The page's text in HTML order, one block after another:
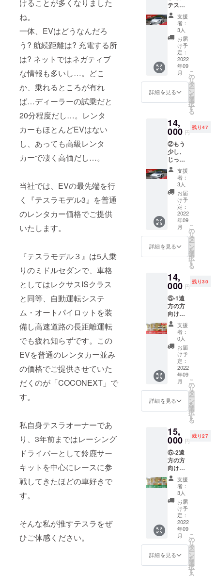
けることが多くなりました
ね。
一体、EVはどうなんだろ
う? 航続距離は? 充電する所
は? ネットではネガティブ
な情報も多いし…。どこ
か、乗れるところが有れ
ば…ディーラーの試乗だと
20分程度だし…。レンタ
カーもほとんどEVはない
し、あっても高級レンタ
カーで凄く高価だし…。
当社では、EVの最先端を行
く『テスラモデル3』を普通
のレンタカー価格でご提供
いたします。
『テスラモデル３』は5人乗
りのミドルセダンで、車格
としてはレクサスISクラス
と同等、自動運転システ
ム・オートパイロットを装
備し高速道路の長距離運転
でも疲れ知らずです。この
EVを普通のレンタカー並み
の価格でご提供させていた
だくのが「COCONEXT」で
す。
私自身テスラオーナーであ
り、3年前まではレーシング
ドライバーとして鈴鹿サー
キットを中心にレースに参
戦してきたほどの車好きで
す。
そんな私が推すテスラをぜ
ひご体感ください。
る、地中熱
エアコンな
ども開発し
てきまし
再生エネル
ギーが好き
な私ですが
好きで、40
代後半から
若い時の夢
であった
レースに挑
戦し、鈴鹿
サーキット
を中心に12
年間レース
活動をしま
した。
そんな車人
間がテスラ
エンジンで
は出来ない
トルクフル
な走りに魅
了されまし
た。また、
脱炭素社会
に向けて自
動車のEV化
は必要だと
が、こんな
私としては
EV化は大賛
成で、広く
世の中に啓
蒙したいと
思います。
その一歩と
なるのが、
テスラのレ
ンタカー事
業です。一
人でも多く
の方にテス
テスラ
を格安
で試し
たい方
向けの
プラン
です。
京都な
ど近場
の観光
地への
ドライ
ブに最
適なプ
す。 チ
ケット
有効期
限：
2022年
9月1
日〜
2023年
2月28日
定価 平
日：
14,000
円、休
日：
16,000
円 ※備
考欄に
前・住
所・電
話番号
を入力
してく
ださい
支援
者：
3人
お届
け予
定：
2022
年09
月
詳細を見る
こ
の
リ
タ
ー
ン
を
選
択
す
る
14,
000 円
残り47
②もう
少し、
じっく
りテス
ラを堪
能でき
るプラ
ンで
す。高
山など
へ少し
足を延
ばして
みるの
もいい
かも。
ト有効
期限：
2022年
9月1
日〜
2023年
2月28日
定価 平
日：
18,000
円、休
日：
20,000
考欄に
チケッ
ト送付
話番号
を入力
してく
ださい
支援
者：
3人
お届
け予
定：
2022
年09
月
詳細を見る
こ
の
リ
タ
ー
ン
を
選
択
す
る
14,
000 円
残り30
⑤-1遠
方の方
向けの
プラン
です。
ゲスト
ハウス
のドミ
トリー
にお泊
り頂
き、お
得にお
試しい
ただけ
ます。
増えて
も現地
で追加
支払い
可能で
す。 チ
ケット
有効期
限：
2022年
9月1
日〜
2023年
2月28日
定価：
21,000
円 ※備
支援
者：
0人
お届
け予
定：
2022
年09
月
詳細を見る
こ
の
リ
タ
ー
ン
を
選
択
す
る
15,
000 円
残り27
⑤-2遠
方の方
向けの
プラン
です。
ゲスト
ハウス
のドミ
トリー
にお泊
り頂
き、お
得にお
試しい
ただけ
ます。
支援
者：
3人
お届
け予
定：
2022
年09
月
詳細を見る
こ
の
リ
タ
ー
ン
を
選
択
す
る